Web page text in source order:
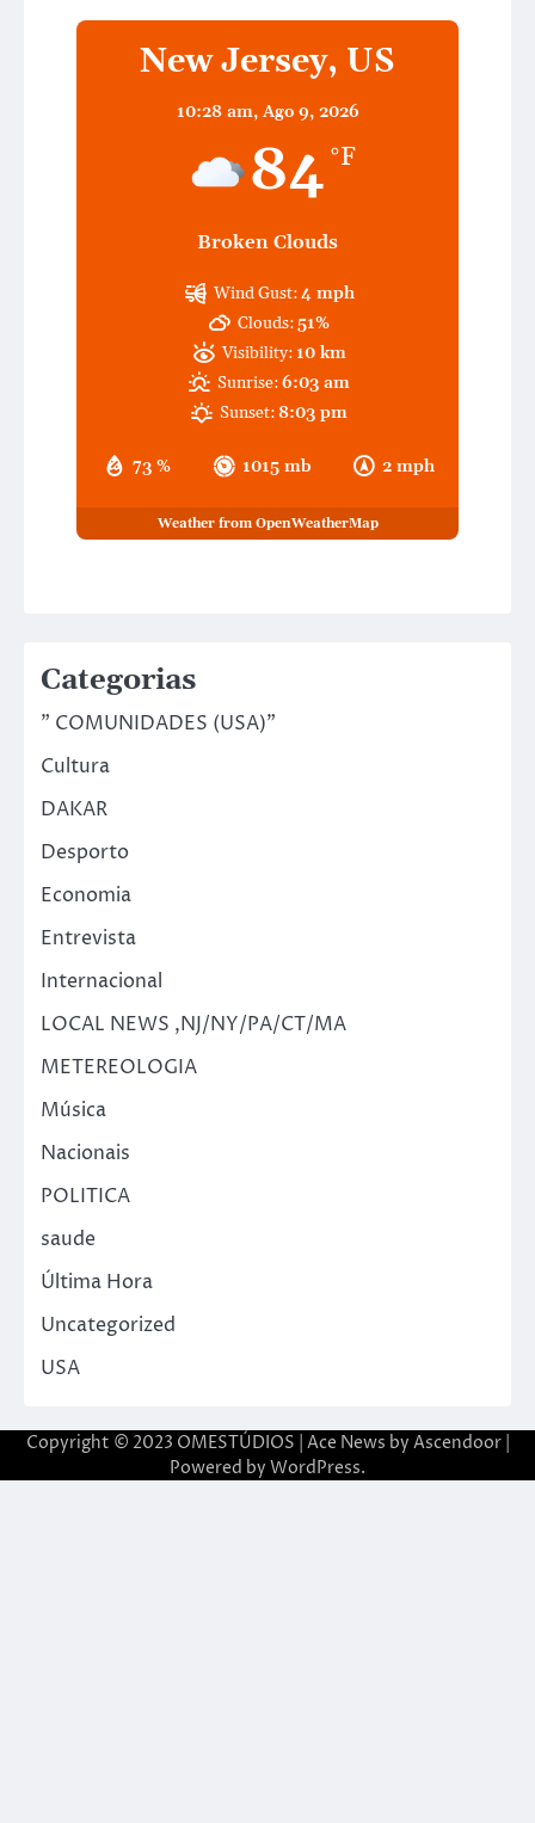
New Jersey, US
10:28 am, Ago 9, 2026
84 °F
Broken Clouds
73 % 1015 mb 2 mph
Wind Gust:4 mph
Clouds:51%
Visibility: 10 km
Sunrise:6:03 am
Sunset:8:03 pm
Weather from OpenWeatherMap
Categorias
" COMUNIDADES (USA)"
Cultura
DAKAR
Desporto
Economia
Entrevista
Internacional
LOCAL NEWS ,NJ/NY/PA/CT/MA
METEREOLOGIA
Música
Nacionais
POLITICA
saude
Última Hora
Uncategorized
USA
Copyright © 2023 OMESTÚDIOS | Ace News by Ascendoor|
Powered by WordPress.